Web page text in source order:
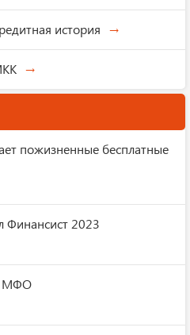
история
пожизненные бесплатные
Финансист 2023
МФО